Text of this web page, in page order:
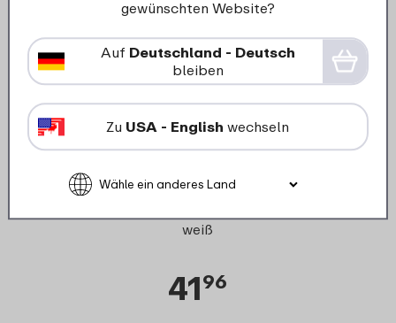
weiß
4196
gewünschten Website?
Auf Deutschland - Deutsch
bleiben
Zu USA - English wechseln